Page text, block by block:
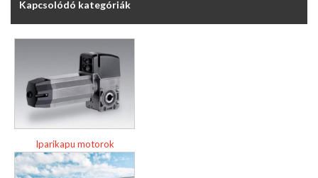
Kapcsolódó kategóriák
Iparikapu motorok